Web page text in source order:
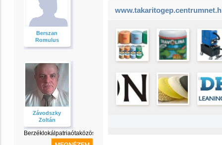
Berszan
Romulus
Závodszky
Zoltán
Berzéklokálpatriaótaközösség